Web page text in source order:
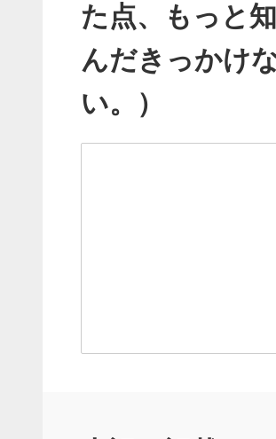
た点、もっと
んだきっかけ
い。）